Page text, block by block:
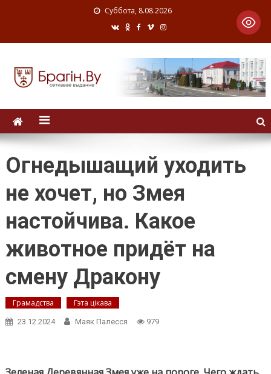
Суббота, 8.08.2026
Огнедышащий уходить
не хочет, но Змея
настойчива. Какое
животное придёт на
смену Дракону
Грамадства Гэта цікава
23.12.2024 Маяк Палесся 979